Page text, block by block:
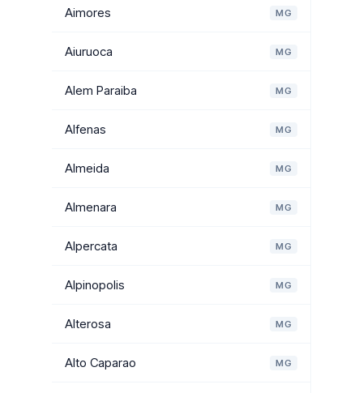
Aimores MG
Aiuruoca MG
Alem Paraiba MG
Alfenas MG
Almeida MG
Almenara MG
Alpercata MG
Alpinopolis MG
Alterosa MG
Alto Caparao MG